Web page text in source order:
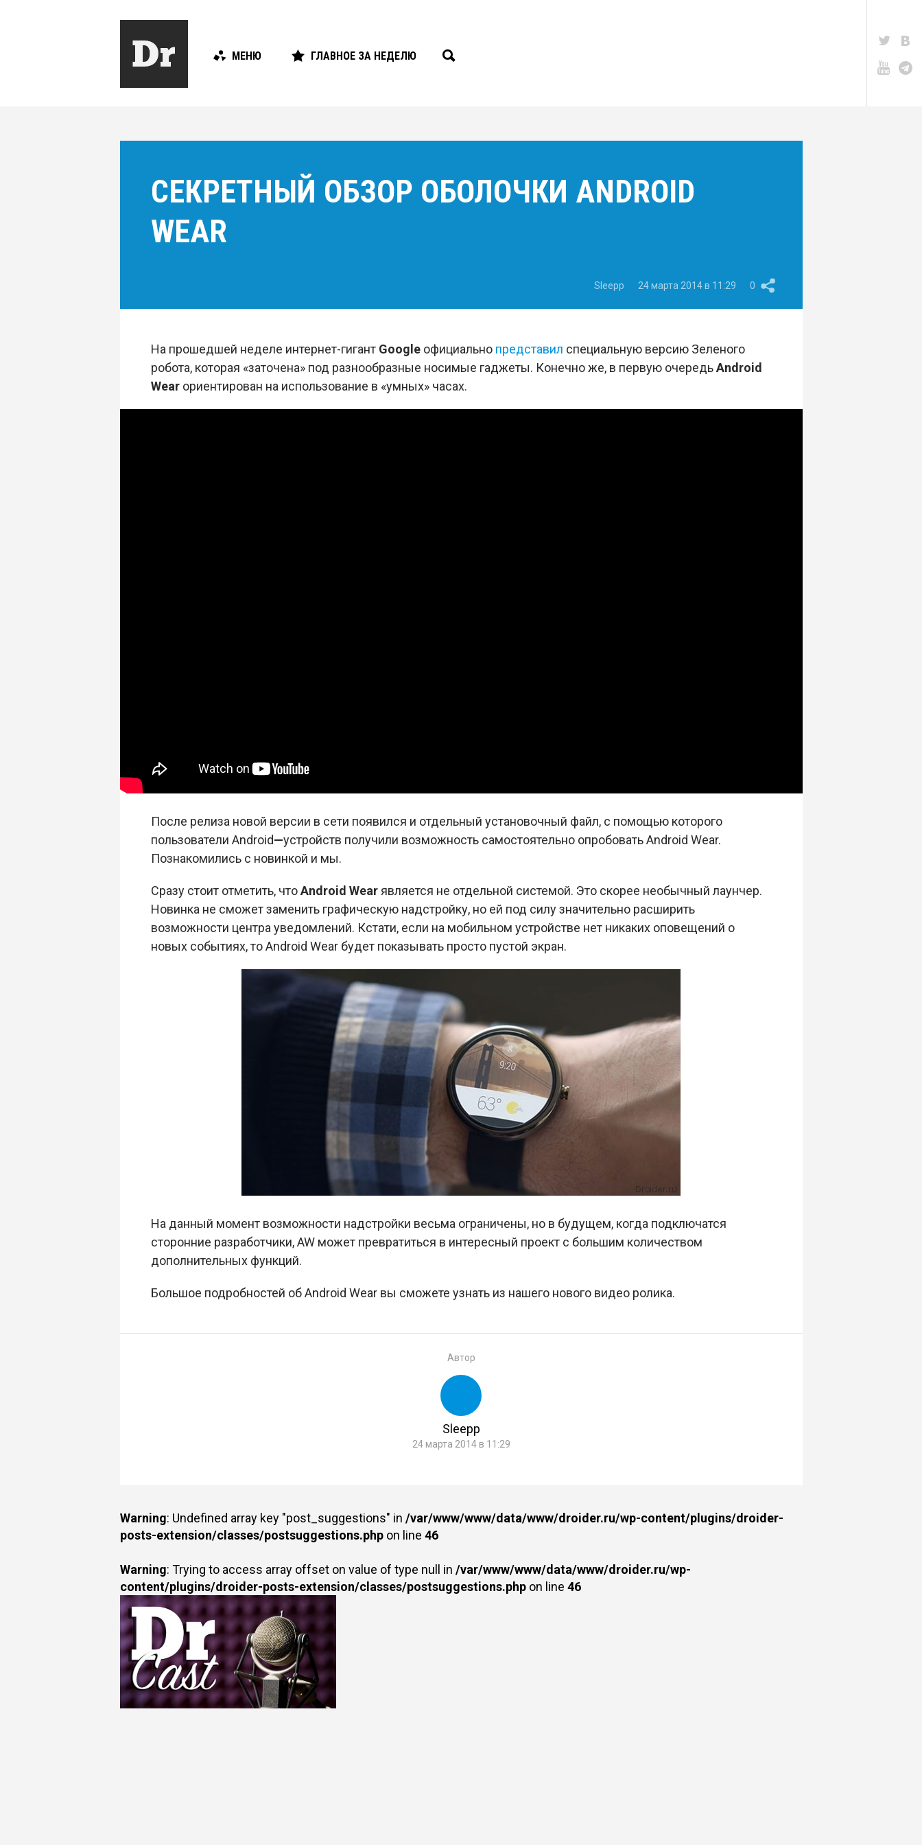
МЕНЮ ГЛАВНОЕ ЗА НЕДЕЛЮ
СЕКРЕТНЫЙ ОБЗОР ОБОЛОЧКИ ANDROID
WEAR
Sleepp 24 марта 2014 в 11:29 0
На прошедшей неделе интернет-гигант Googleофициально представил специальную версию Зеленого
робота, которая «заточена» под разнообразные носимые гаджеты. Конечно же, в первую очередьAndroid
Wearориентирован на использование в «умных» часах.
После релиза новой версии в сети появился и отдельный установочный файл, с помощью которого
пользователи Android—устройств получили возможность самостоятельно опробовать Android Wear.
Познакомились с новинкой и мы.
Сразу стоит отметить, чтоAndroid Wearявляется не отдельной системой. Это скорее необычный лаунчер.
Новинка не сможет заменить графическую надстройку, но ей под силу значительно расширить
возможности центра уведомлений. Кстати, если на мобильном устройстве нет никаких оповещений о
новых событиях, то Android Wear будет показывать просто пустой экран.
На данный момент возможности надстройки весьма ограничены, но в будущем, когда подключатся
сторонние разработчики, AW может превратиться в интересный проект с большим количеством
дополнительных функций.
Большое подробностей об Android Wear вы сможете узнать из нашего нового видео ролика.
Автор
Sleepp
24 марта 2014 в 11:29
Warning: Undefined array key "post_suggestions" in /var/www/www/data/www/droider.ru/wp-content/plugins/droider-
posts-extension/classes/postsuggestions.phpon line 46
Warning: Trying to access array offset on value of type null in /var/www/www/data/www/droider.ru/wp-
content/plugins/droider-posts-extension/classes/postsuggestions.phpon line 46